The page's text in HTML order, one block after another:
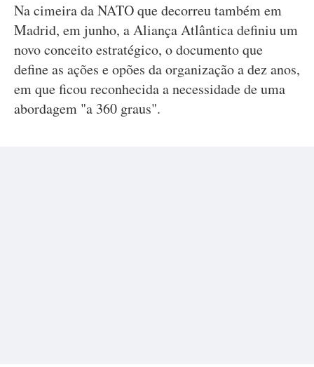
Na cimeira da NATO que decorreu também em
Madrid, em junho, a Aliança Atlântica definiu um
novo conceito estratégico, o documento que
define as ações e opões da organização a dez anos,
em que ficou reconhecida a necessidade de uma
abordagem "a 360 graus".